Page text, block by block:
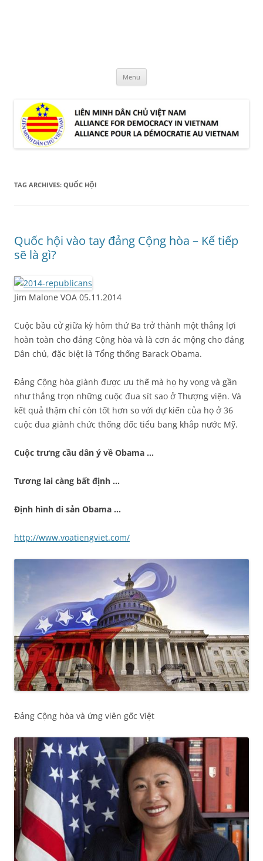
Menu
TAG ARCHIVES: QUỐC HỘI
Quốc hội vào tay đảng Cộng hòa – Kế tiếp
sẽ là gì?
Jim Malone VOA 05.11.2014
Cuộc bầu cử giữa kỳ hôm thứ Ba trở thành một thắng lợi
hoàn toàn cho đảng Cộng hòa và là cơn ác mộng cho đảng
Dân chủ, đặc biệt là Tổng thống Barack Obama.
Đảng Cộng hòa giành được ưu thế mà họ hy vọng và gần
như thắng trọn những cuộc đua sít sao ở Thượng viện. Và
kết quả thậm chí còn tốt hơn so với dự kiến của họ ở 36
cuộc đua giành chức thống đốc tiểu bang khắp nước Mỹ.
Cuộc trưng cầu dân ý về Obama …
Tương lai càng bất định …
Định hình di sản Obama …
http://www.voatiengviet.com/
Đảng Cộng hòa và ứng viên gốc Việt